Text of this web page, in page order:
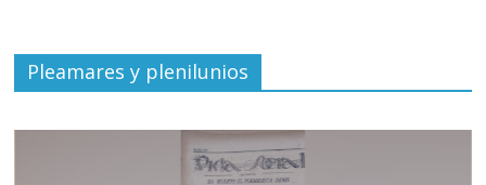
Pleamares y plenilunios